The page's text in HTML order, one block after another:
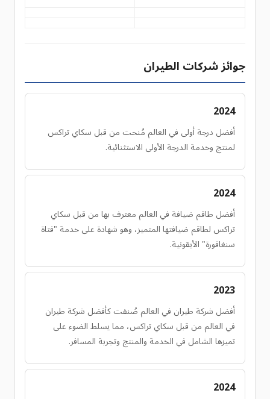
جوائز شركات الطيران
2024
أفضل درجة أولى في العالم مُنحت من قبل سكاي تراكس
لمنتج وخدمة الدرجة الأولى الاستثنائية.
2024
أفضل طاقم ضيافة في العالم معترف بها من قبل سكاي
تراكس لطاقم ضيافتها المتميز، وهو شهادة على خدمة "فتاة
سنغافورة" الأيقونية.
2023
أفضل شركة طيران في العالم صُنفت كأفضل شركة طيران
في العالم من قبل سكاي تراكس، مما يسلط الضوء على
تميزها الشامل في الخدمة والمنتج وتجربة المسافر.
2024